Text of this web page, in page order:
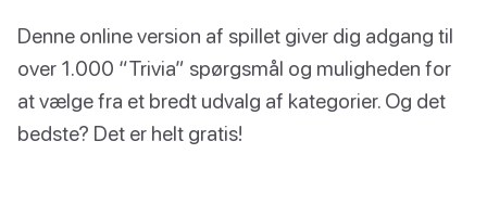
Denne online version af spillet giver dig adgang til
over 1.000 “Trivia” spørgsmål og muligheden for
at vælge fra et bredt udvalg af kategorier. Og det
bedste? Det er helt gratis!